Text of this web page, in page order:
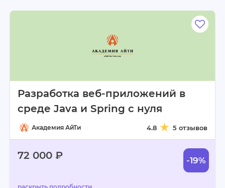
Разработка веб-приложений в
среде Java и Spring с нуля
Академия АйТи 4.8 5 отзывов
72 000 ₽ -19%